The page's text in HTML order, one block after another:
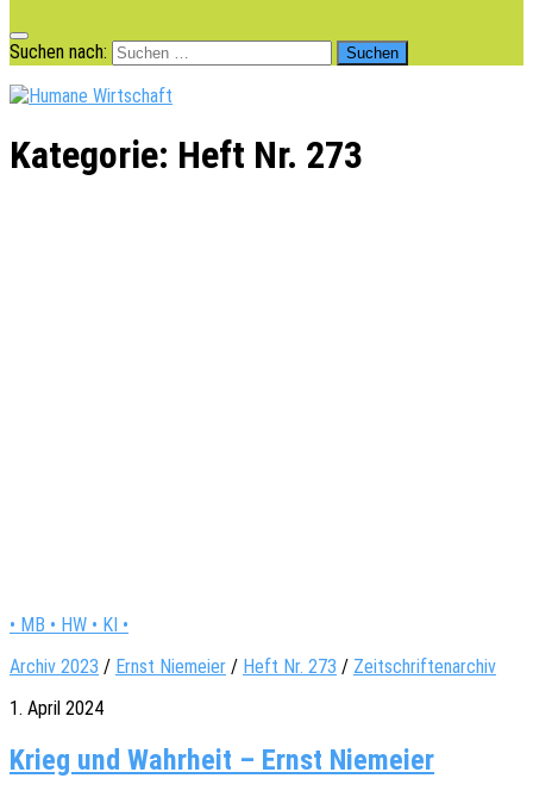
Suchen nach:
Kategorie: Heft Nr. 273
• MB • HW • KI •
Archiv 2023 / Ernst Niemeier / Heft Nr. 273 / Zeitschriftenarchiv
1. April 2024
Krieg und Wahrheit – Ernst Niemeier